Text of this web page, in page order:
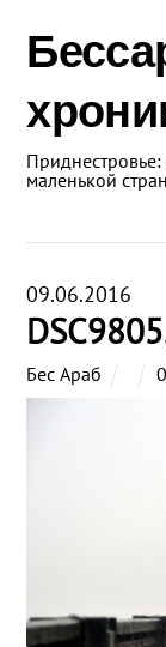
маленькой
09.06.2016
Бес Араб